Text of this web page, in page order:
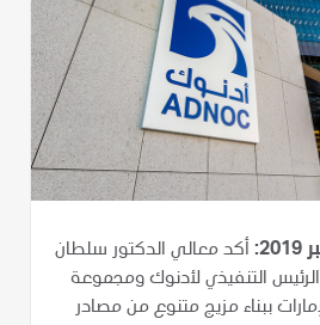
أكد معالي الدكتور سلطان
الرئيس التنفيذي لأدنوك ومجموعة
ببناء مزيج متنوع من مصادر